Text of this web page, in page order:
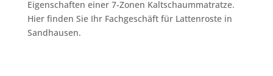
Eigenschaften einer 7-Zonen Kaltschaummatratze.
Hier finden Sie Ihr Fachgeschäft für Lattenroste in
Sandhausen.